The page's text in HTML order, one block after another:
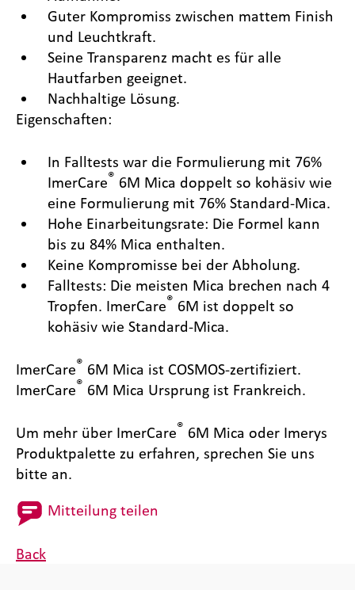
Guter Kompromiss zwischen mattem Finish
und Leuchtkraft.
Seine Transparenz macht es für alle
Hautfarben geeignet.
Nachhaltige Lösung.
Eigenschaften:
In Falltests war die Formulierung mit 76%
ImerCare® 6M Mica doppelt so kohäsiv wie
eine Formulierung mit 76% Standard-Mica.
Hohe Einarbeitungsrate: Die Formel kann
bis zu 84% Mica enthalten.
Keine Kompromisse bei der Abholung.
Falltests: Die meisten Mica brechen nach 4
Tropfen. ImerCare® 6M ist doppelt so
kohäsiv wie Standard-Mica.
ImerCare® 6M Mica ist COSMOS-zertifiziert.
ImerCare® 6M Mica Ursprung ist Frankreich.
Um mehr über ImerCare® 6M Mica oder Imerys
Produktpalette zu erfahren, sprechen Sie uns
bitte an.
Mitteilung teilen
Back